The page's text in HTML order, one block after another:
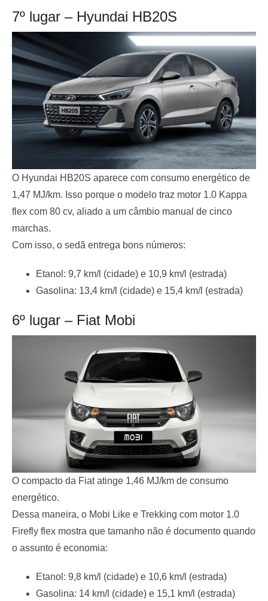
7º lugar – Hyundai HB20S
O Hyundai HB20S aparece com consumo energético de
1,47 MJ/km. Isso porque o modelo traz motor 1.0 Kappa
flex com 80 cv, aliado a um câmbio manual de cinco
marchas.
Com isso, o sedã entrega bons números:
Etanol: 9,7 km/l (cidade) e 10,9 km/l (estrada)
Gasolina: 13,4 km/l (cidade) e 15,4 km/l (estrada)
6º lugar – Fiat Mobi
O compacto da Fiat atinge 1,46 MJ/km de consumo
energético.
Dessa maneira, o Mobi Like e Trekking com motor 1.0
Firefly flex mostra que tamanho não é documento quando
o assunto é economia:
Etanol: 9,8 km/l (cidade) e 10,6 km/l (estrada)
Gasolina: 14 km/l (cidade) e 15,1 km/l (estrada)